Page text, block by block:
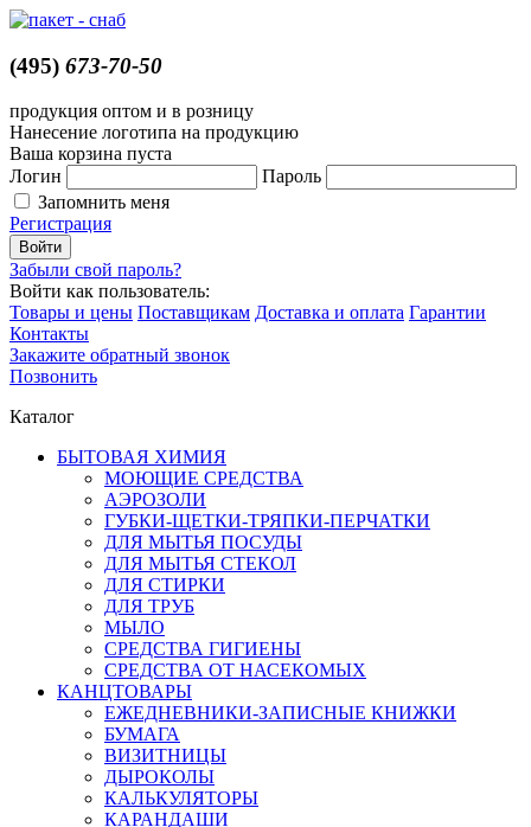
(495) 673-70-50
продукция оптом и в розницу
Нанесение логотипа на продукцию
Ваша корзина пуста
Логин
Пароль
Запомнить меня
Регистрация
Забыли свой пароль?
Войти как пользователь:
Товары и цены Поставщикам Доставка и оплата Гарантии
Контакты
Закажите обратный звонок
Позвонить
Каталог
БЫТОВАЯ ХИМИЯ
МОЮЩИЕ СРЕДСТВА
АЭРОЗОЛИ
ГУБКИ-ЩЕТКИ-ТРЯПКИ-ПЕРЧАТКИ
ДЛЯ МЫТЬЯ ПОСУДЫ
ДЛЯ МЫТЬЯ СТЕКОЛ
ДЛЯ СТИРКИ
ДЛЯ ТРУБ
МЫЛО
СРЕДСТВА ГИГИЕНЫ
СРЕДСТВА ОТ НАСЕКОМЫХ
КАНЦТОВАРЫ
ЕЖЕДНЕВНИКИ-ЗАПИСНЫЕ КНИЖКИ
БУМАГА
ВИЗИТНИЦЫ
ДЫРОКОЛЫ
КАЛЬКУЛЯТОРЫ
КАРАНДАШИ